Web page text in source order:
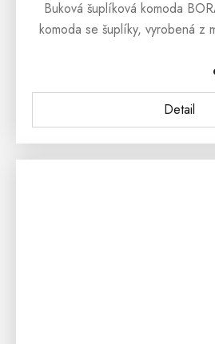
Detail
Buková šuplíková komoda
komoda se šuplíky, vyrobená z
všem, kteří si